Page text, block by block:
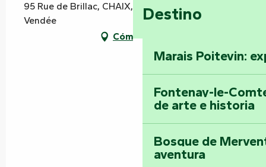
Destino
Marais Poitevin:
Fontenay-le-
de arte e historia
Bosque de
aventura
95 Rue de Brillac, CHAIX, 85200 Auchay-sur-
Vendée
Cómo llegar